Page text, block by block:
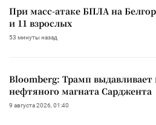
При масс-атаке БПЛА на
и 11 взрослых
53 минуты назад
Bloomberg: Трамп выдавливает
нефтяного магната Сарджента
9 августа 2026, 01:40